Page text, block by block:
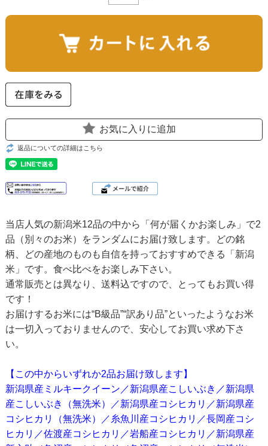
お気に入りに追加
返品についての詳細はこちら
当店人気の新潟米12品の中から「何が届くかお楽しみ」で2
品（別々のお米）をランダムにお届け致します。どの銘
柄、どの産地のものも自信を持っておすすめできる「新潟
米」です。食べ比べをお楽しみ下さい。
通常販売とは異なり、送料込ですので、とってもお買い得
です！
お届けするお米には“B級品”“訳あり品”といったようなお米
は一切入っておりませんので、安心してお買い求め下さ
い。
【この中からいずれか2品お届け致します】
新潟県産ミルキークイーン／新潟県産こしいぶき／新潟県
産こしいぶき（無洗米）／新潟県産コシヒカリ／新潟県産
コシヒカリ（無洗米）／糸魚川産コシヒカリ／長岡産コシ
ヒカリ／佐渡産コシヒカリ／岩船産コシヒカリ／新潟県産